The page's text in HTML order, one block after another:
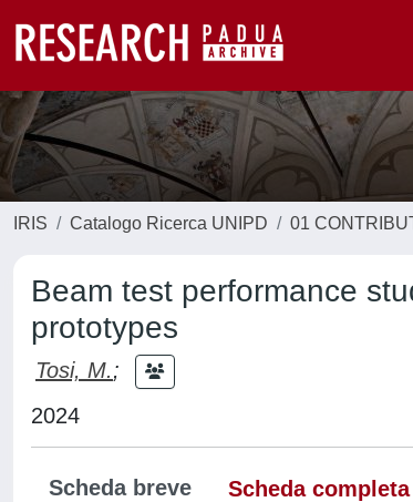
IRIS Catalogo Ricerca UNIPD 01
Beam test performance
prototypes
Tosi, M.;
2024
Scheda breve Scheda completa